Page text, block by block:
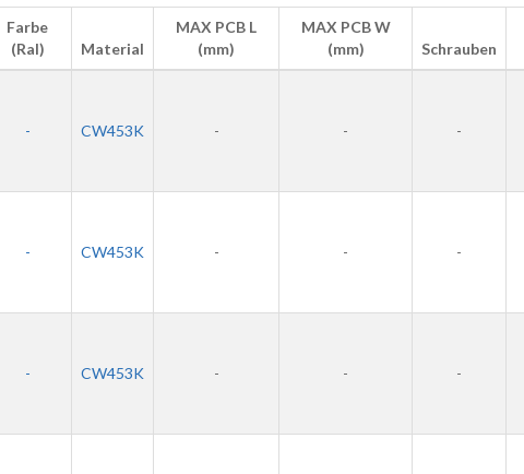
Farbe
(Ral)
Material
MAX PCB L
(mm)
MAX PCB W
(mm)
Schrauben
- CW453K - - -
- CW453K - - -
- CW453K - - -